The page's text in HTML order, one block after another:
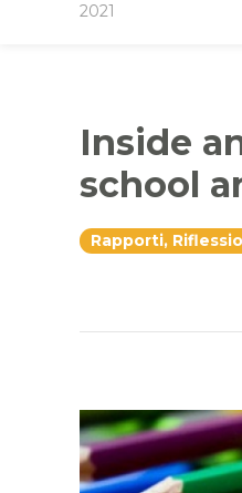
2021
Inside
school
Rapporti,